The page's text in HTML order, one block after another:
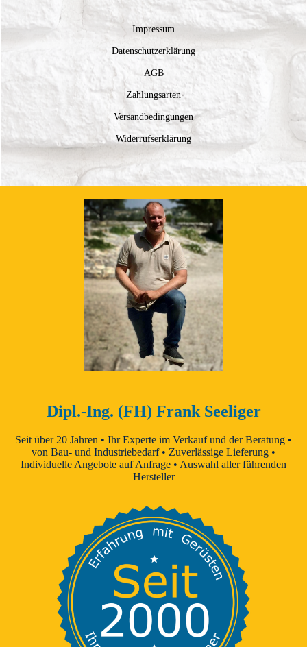
Impressum
Datenschutzerklärung
AGB
Zahlungsarten
Versandbedingungen
Widerrufserklärung
Dipl.-Ing. (FH) Frank Seeliger
Seit über 20 Jahren • Ihr Experte im Verkauf und der Beratung •
von Bau- und Industriebedarf • Zuverlässige Lieferung •
Individuelle Angebote auf Anfrage • Auswahl aller führenden
Hersteller